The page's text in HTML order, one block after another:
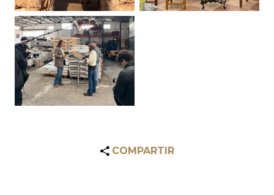
COMPARTIR